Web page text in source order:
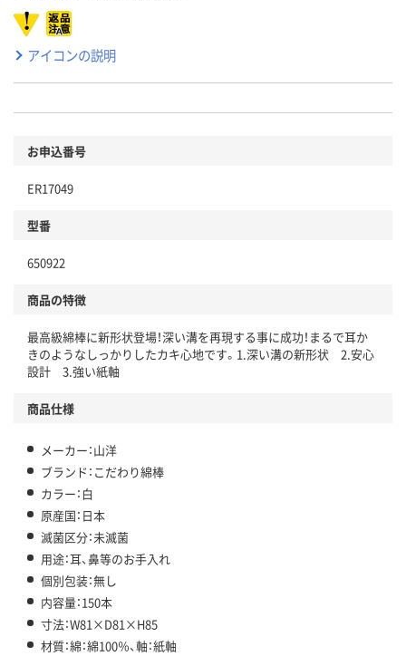
アイコンの説明
お申込番号
ER17049
型番
650922
商品の特徴
最高級綿棒に新形状登場！深い溝を再現する事に成功！まるで耳か
きのようなしっかりしたカキ心地です。1.深い溝の新形状 2.安心
設計 3.強い紙軸
商品仕様
メーカー：山洋
ブランド：こだわり綿棒
カラー：白
原産国：日本
滅菌区分：未滅菌
用途：耳、鼻等のお手入れ
個別包装：無し
内容量：150本
寸法：W81×D81×H85
材質：綿：綿100％、軸：紙軸